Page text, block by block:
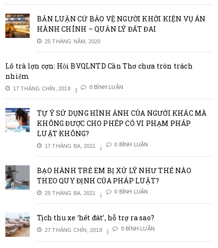
BẢN LUẬN CỨ BẢO VỆ NGƯỜI KHỞI KIỆN VỤ ÁN
HÀNH CHÍNH – QUẢN LÝ ĐẤT ĐAI
25 THÁNG NĂM, 2020
Lô trà lợn cợn: Hội BVQLNTD Cần Thơ chưa tròn trách
nhiệm
17 THÁNG CHÍN, 2018 0 BÌNH LUẬN
TỰ Ý SỬ DỤNG HÌNH ẢNH CỦA NGƯỜI KHÁC MÀ
KHÔNG ĐƯỢC CHO PHÉP CÓ VI PHẠM PHÁP
LUẬT KHÔNG?
17 THÁNG BA, 2021 0 BÌNH LUẬN
BẠO HÀNH TRẺ EM BỊ XỬ LÝ NHƯ THẾ NÀO
THEO QUY ĐỊNH CỦA PHÁP LUẬT?
25 THÁNG BA, 2021 0 BÌNH LUẬN
Tịch thu xe ‘hết đát’, hỗ trợ ra sao?
27 THÁNG CHÍN, 2018 0 BÌNH LUẬN